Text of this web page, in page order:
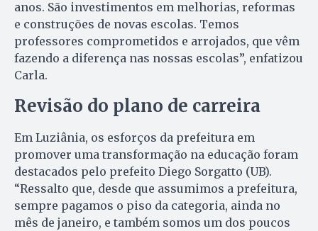
anos. São investimentos em melhorias, reformas
e construções de novas escolas. Temos
professores comprometidos e arrojados, que vêm
fazendo a diferença nas nossas escolas”, enfatizou
Carla.
Revisão do plano de carreira
Em Luziânia, os esforços da prefeitura em
promover uma transformação na educação foram
destacados pelo prefeito Diego Sorgatto (UB).
“Ressalto que, desde que assumimos a prefeitura,
sempre pagamos o piso da categoria, ainda no
mês de janeiro, e também somos um dos poucos